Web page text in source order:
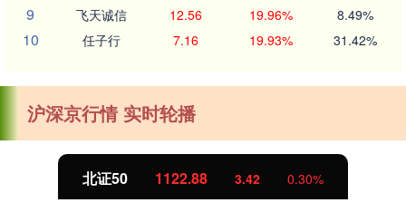
9 飞天诚信 12.56 19.96% 8.49%
10 任子行 7.16 19.93% 31.42%
沪深京行情 实时轮播
北证50 1122.88 3.42 0.30%